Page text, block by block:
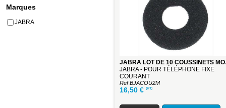
Marques
JABRA
JABRA
JABRA - POUR TÉLÉPHONE FIXE
COURANT
Ref BJACOU2M
16,50 € (HT)